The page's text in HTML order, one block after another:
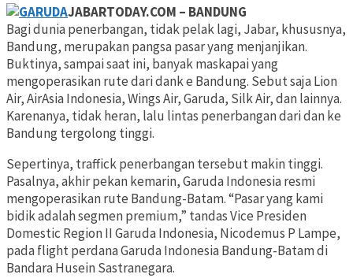
JABARTODAY.COM – BANDUNG
Bagi dunia penerbangan, tidak pelak lagi, Jabar, khususnya,
Bandung, merupakan pangsa pasar yang menjanjikan.
Buktinya, sampai saat ini, banyak maskapai yang
mengoperasikan rute dari dank e Bandung. Sebut saja Lion
Air, AirAsia Indonesia, Wings Air, Garuda, Silk Air, dan lainnya.
Karenanya, tidak heran, lalu lintas penerbangan dari dan ke
Bandung tergolong tinggi.
Sepertinya, traffick penerbangan tersebut makin tinggi.
Pasalnya, akhir pekan kemarin, Garuda Indonesia resmi
mengoperasikan rute Bandung-Batam. “Pasar yang kami
bidik adalah segmen premium,” tandas Vice Presiden
Domestic Region II Garuda Indonesia, Nicodemus P Lampe,
pada flight perdana Garuda Indonesia Bandung-Batam di
Bandara Husein Sastranegara.